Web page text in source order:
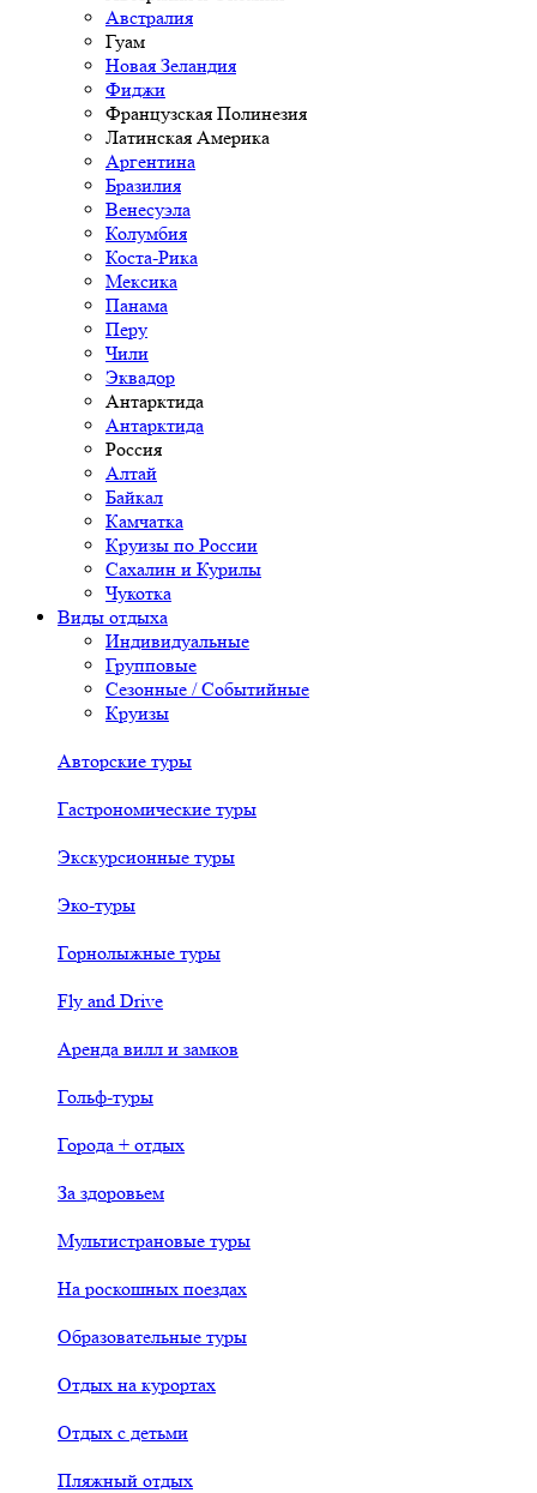
Австралия
Гуам
Новая Зеландия
Фиджи
Французская Полинезия
Латинская Америка
Аргентина
Бразилия
Венесуэла
Колумбия
Коста-Рика
Мексика
Панама
Перу
Чили
Эквадор
Антарктида
Антарктида
Россия
Алтай
Байкал
Камчатка
Круизы по России
Сахалин и Курилы
Чукотка
Виды отдыха
Индивидуальные
Групповые
Сезонные / Событийные
Круизы
Авторские туры
Гастрономические туры
Экскурсионные туры
Эко-туры
Горнолыжные туры
Fly and Drive
Аренда вилл и замков
Гольф-туры
Города + отдых
За здоровьем
Мультистрановые туры
На роскошных поездах
Образовательные туры
Отдых на курортах
Отдых с детьми
Пляжный отдых